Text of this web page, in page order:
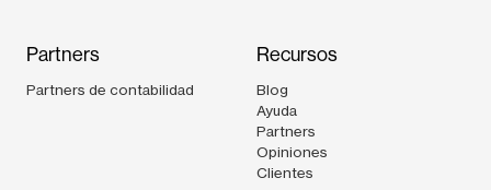
Partners
Partners de contabilidad
Recursos
Blog
Ayuda
Partners
Opiniones
Clientes